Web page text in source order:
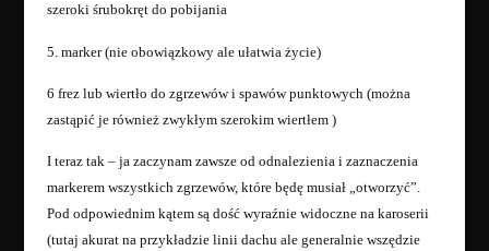
szeroki śrubokręt do pobijania
5. marker (nie obowiązkowy ale ułatwia życie)
6 frez lub wiertło do zgrzewów i spawów punktowych (można
zastąpić je również zwykłym szerokim wiertłem )
I teraz tak – ja zaczynam zawsze od odnalezienia i zaznaczenia
markerem wszystkich zgrzewów, które będę musiał „otworzyć”.
Pod odpowiednim kątem są dość wyraźnie widoczne na karoserii
(tutaj akurat na przykładzie linii dachu ale generalnie wszędzie